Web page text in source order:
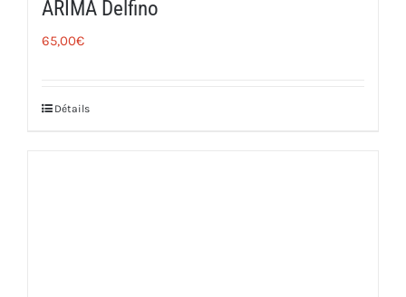
ARIMA Delfino
65,00€
Détails